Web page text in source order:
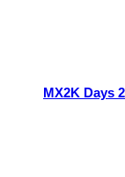
MX2K Days